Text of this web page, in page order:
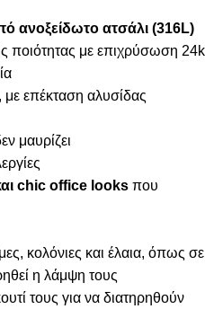
ανοξείδωτο ατσάλι (316L)
ποιότητας με επιχρύσωση 24k
επέκταση αλυσίδας
μαυρίζει
chic office looks που
κολόνιες και έλαια, όπως σε
η λάμψη τους
τους για να διατηρηθούν